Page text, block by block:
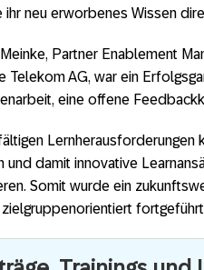
ihr neu erworbenes Wissen
Partner Enablement
Telekom AG, war ein
eine offene
und damit innovative
Somit wurde ein
fortgeführt